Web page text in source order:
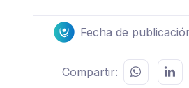
Fecha de
Compartir: